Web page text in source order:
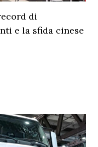
di
e la sfida cinese